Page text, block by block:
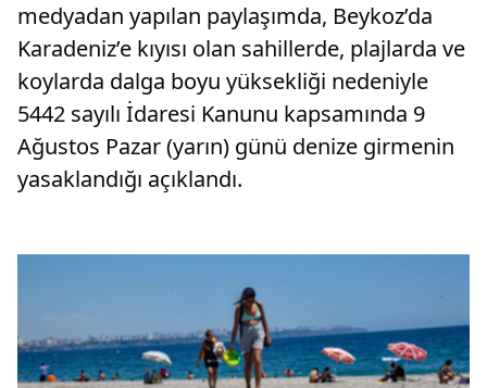
medyadan yapılan paylaşımda, Beykoz’da
Karadeniz’e kıyısı olan sahillerde, plajlarda ve
koylarda dalga boyu yüksekliği nedeniyle
5442 sayılı İdaresi Kanunu kapsamında 9
Ağustos Pazar (yarın) günü denize girmenin
yasaklandığı açıklandı.